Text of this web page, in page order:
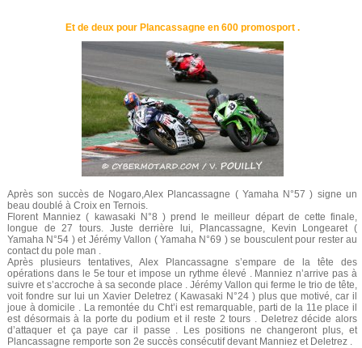
Et de deux pour Plancassagne en 600 promosport .
Après son succès de Nogaro,Alex Plancassagne ( Yamaha N°57 ) signe un
beau doublé à Croix en Ternois.
Florent Manniez ( kawasaki N°8 ) prend le meilleur départ de cette finale,
longue de 27 tours. Juste derrière lui, Plancassagne, Kevin Longearet (
Yamaha N°54 ) et Jérémy Vallon ( Yamaha N°69 ) se bousculent pour rester au
contact du pole man .
Après plusieurs tentatives, Alex Plancassagne s’empare de la tête des
opérations dans le 5e tour et impose un rythme élevé . Manniez n’arrive pas à
suivre et s’accroche à sa seconde place . Jérémy Vallon qui ferme le trio de tête,
voit fondre sur lui un Xavier Deletrez ( Kawasaki N°24 ) plus que motivé, car il
joue à domicile . La remontée du Cht’i est remarquable, parti de la 11e place il
est désormais à la porte du podium et il reste 2 tours . Deletrez décide alors
d’attaquer et ça paye car il passe . Les positions ne changeront plus, et
Plancassagne remporte son 2e succès consécutif devant Manniez et Deletrez .